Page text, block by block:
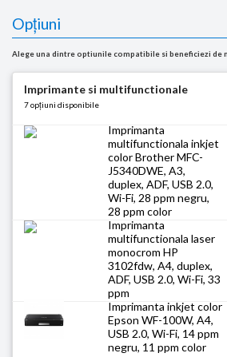
Opțiuni
Alege una dintre optiunile compatibile si beneficiezi de
Imprimante si multifunctionale
7 opțiuni disponibile
Imprimanta
multifunctionala inkjet
color Brother MFC-
J5340DWE, A3,
duplex, ADF, USB 2.0,
Wi-Fi, 28 ppm negru,
28 ppm color
Imprimanta
multifunctionala laser
monocrom HP
3102fdw, A4, duplex,
ADF, USB 2.0, Wi-Fi, 33
ppm
Imprimanta inkjet color
Epson WF-100W, A4,
USB 2.0, Wi-Fi, 14 ppm
negru, 11 ppm color